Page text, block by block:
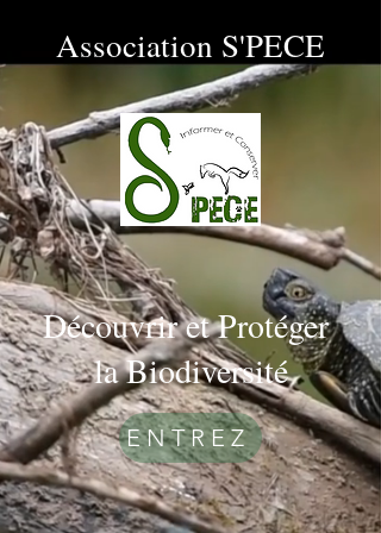
Association S'PECE
Découvrir et Protéger
la Biodiversité
ENTREZ